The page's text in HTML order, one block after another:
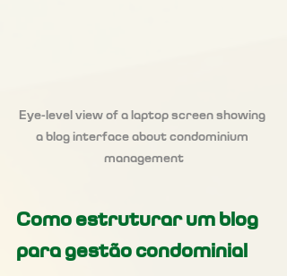
Eye-level view of a laptop screen showing
a blog interface about condominium
management
Como estruturar um blog
para gestão condominial